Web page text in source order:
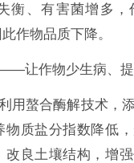
衡、有害菌增多，
作物品质下降。
让作物少生病、
用螯合酶解技术，
物质盐分指数降低
改良土壤结构，增